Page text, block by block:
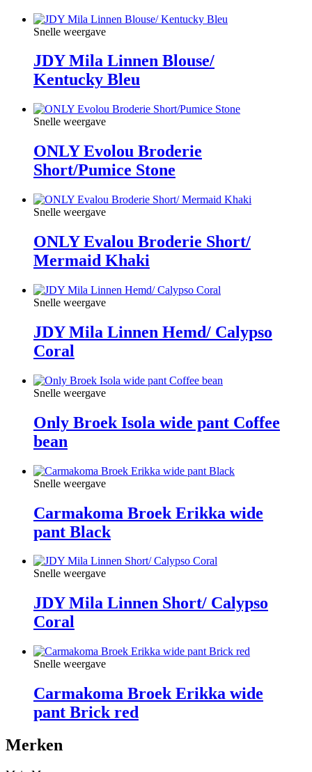
Snelle weergave
JDY Mila Linnen Blouse/
Kentucky Bleu
Snelle weergave
ONLY Evolou Broderie
Short/Pumice Stone
Snelle weergave
ONLY Evalou Broderie Short/
Mermaid Khaki
Snelle weergave
JDY Mila Linnen Hemd/ Calypso
Coral
Snelle weergave
Only Broek Isola wide pant Coffee
bean
Snelle weergave
Carmakoma Broek Erikka wide
pant Black
Snelle weergave
JDY Mila Linnen Short/ Calypso
Coral
Snelle weergave
Carmakoma Broek Erikka wide
pant Brick red
Merken